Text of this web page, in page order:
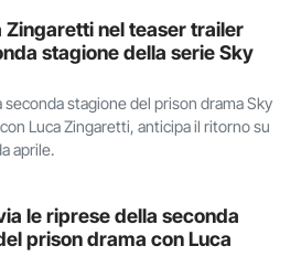
Zingaretti nel teaser trailer
stagione della serie Sky
seconda stagione del prison drama Sky
Luca Zingaretti, anticipa il ritorno su
aprile.
le riprese della seconda
prison drama con Luca